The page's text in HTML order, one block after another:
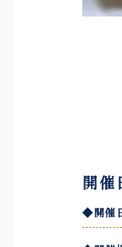
開催
◆開催